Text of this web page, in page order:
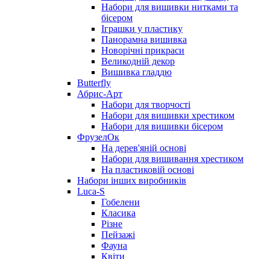
Набори для вишивки нитками та
бісером
Іграшки у пластику
Панорамна вишивка
Новорічні прикраси
Великодній декор
Вишивка гладдю
Butterfly
Абрис-Арт
Набори для творчості
Набори для вишивки хрестиком
Набори для вишивки бісером
ФрузелОк
На дерев'яній основі
Набори для вишивання хрестиком
На пластиковій основі
Набори інших виробників
Luca-S
Гобелени
Класика
Різне
Пейзажі
Фауна
Квіти